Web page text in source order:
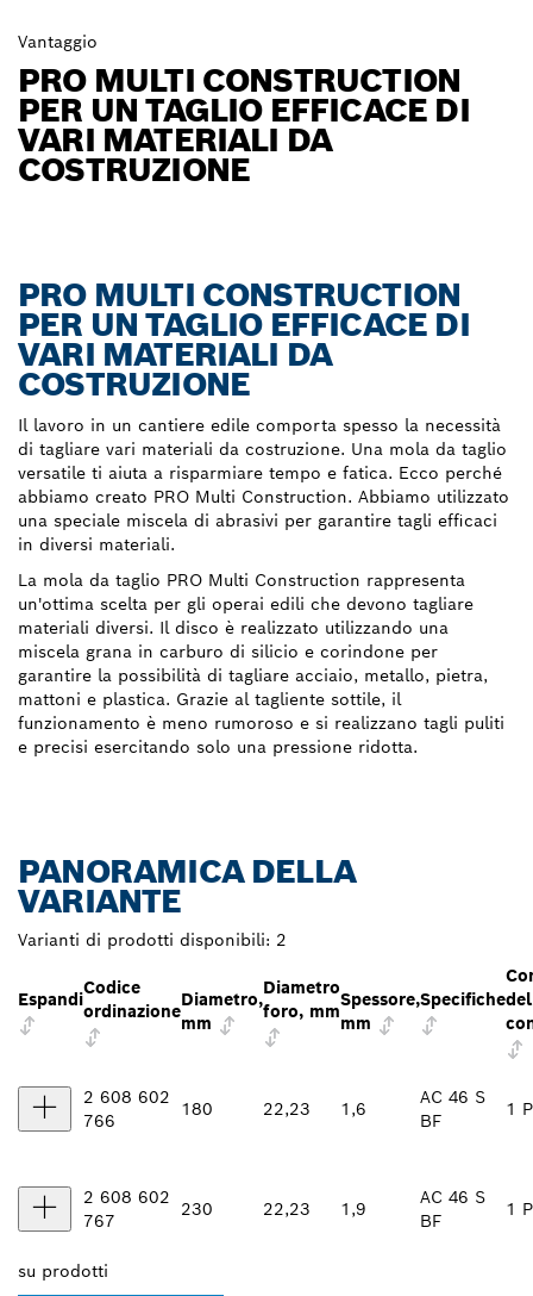
Vantaggio
PRO MULTI CONSTRUCTION
PER UN TAGLIO EFFICACE DI
VARI MATERIALI DA
COSTRUZIONE
PRO MULTI CONSTRUCTION
PER UN TAGLIO EFFICACE DI
VARI MATERIALI DA
COSTRUZIONE
Il lavoro in un cantiere edile comporta spesso la necessità
di tagliare vari materiali da costruzione. Una mola da taglio
versatile ti aiuta a risparmiare tempo e fatica. Ecco perché
abbiamo creato PRO Multi Construction. Abbiamo utilizzato
una speciale miscela di abrasivi per garantire tagli efficaci
in diversi materiali.
La mola da taglio PRO Multi Construction rappresenta
un'ottima scelta per gli operai edili che devono tagliare
materiali diversi. Il disco è realizzato utilizzando una
miscela grana in carburo di silicio e corindone per
garantire la possibilità di tagliare acciaio, metallo, pietra,
mattoni e plastica. Grazie al tagliente sottile, il
funzionamento è meno rumoroso e si realizzano tagli puliti
e precisi esercitando solo una pressione ridotta.
PANORAMICA DELLA
VARIANTE
Varianti di prodotti disponibili: 2
Espandi
Codice
ordinazione
Diametro,
mm
Diametro
foro, mm
Spessore,
mm
Specifiche
2 608 602
766
180 22,23 1,6
AC 46 S
BF
1
2 608 602
767
230 22,23 1,9
AC 46 S
BF
1
su prodotti